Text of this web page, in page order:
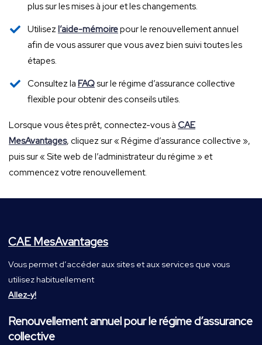
plus sur les mises à jour et les changements.
Utilisez l’aide-mémoirepour le renouvellement annuel
afin de vous assurer que vous avez bien suivi toutes les
étapes.
Consultez la FAQsur le régime d’assurance collective
flexible pour obtenir des conseils utiles.
Lorsque vous êtes prêt, connectez-vous à CAE
MesAvantages, cliquez sur « Régime d’assurance collective »,
puis sur « Site web de l’administrateur du régime » et
commencez votre renouvellement.
CAE MesAvantages
Vous permet d’accéder aux sites et aux services que vous
utilisez habituellement
Allez-y!
Renouvellement annuel pour le régime d’assurance
collective